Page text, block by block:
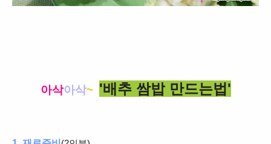
아삭아삭~ '배추 쌈밥만드는법'